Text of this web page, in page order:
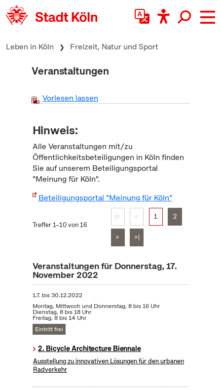
zum Inhalt springen
Leben in Köln Freizeit, Natur und Sport
Veranstaltungen
Vorlesen lassen
Hinweis:
Alle Veranstaltungen mit/zu
Öffentlichkeitsbeteiligungen in Köln finden
Sie auf unserem Beteiligungsportal
"Meinung für Köln".
Beteiligungsportal "Meinung für Köln"
Treffer 1–10 von 16
|< < 1 2
> >|
Veranstaltungen für Donnerstag, 17.
November 2022
1.7. bis30.12.2022
Montag, Mittwoch und Donnerstag, 8 bis 16 Uhr
Dienstag, 8 bis 18 Uhr
Freitag, 8 bis 14 Uhr
Eintritt frei
2. Bicycle Architecture Biennale
Ausstellung zu innovativen Lösungen für den urbanen
Radverkehr